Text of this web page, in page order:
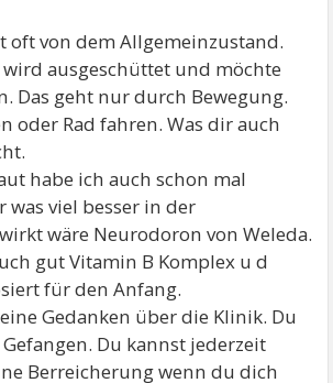
oft von dem Allgemeinzustand.
ausgeschüttet und möchte
Das geht nur durch Bewegung.
oder Rad fahren. Was dir auch
habe ich auch schon mal
was viel besser in der
wäre Neurodoron von Weleda.
gut Vitamin B Komplex u d
für den Anfang.
Gedanken über die Klinik. Du
Du kannst jederzeit
Berreicherung wenn du dich